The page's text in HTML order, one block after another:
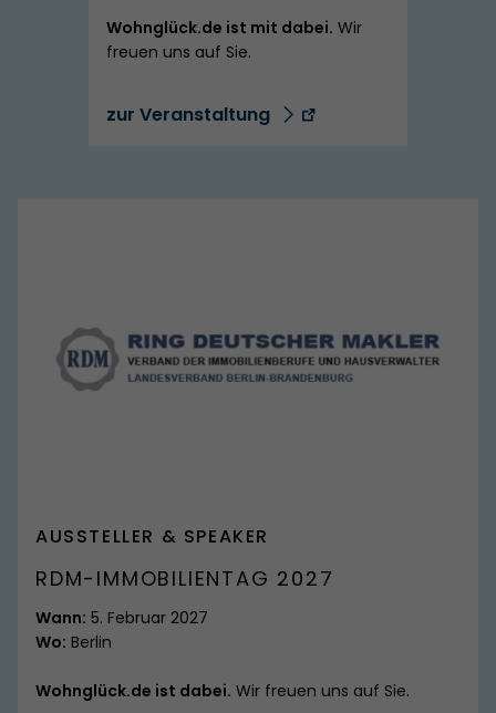
Wohnglück.de ist mit dabei. Wir
freuen uns auf Sie.
zur Veranstaltung
SPITZMARKE
AUSSTELLER & SPEAKER
RDM-IMMOBILIENTAG 2027
Wann: 5. Februar 2027
Wo: Berlin
Wohnglück.de ist dabei. Wir freuen uns auf Sie.